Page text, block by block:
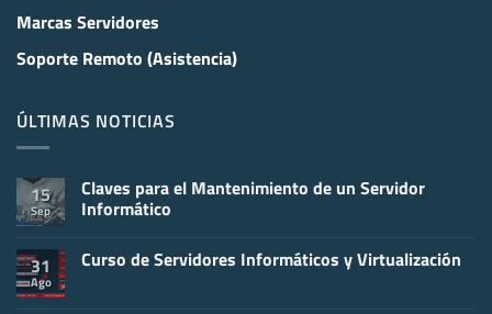
Marcas Servidores
Soporte Remoto (Asistencia)
ÚLTIMAS NOTICIAS
15
Sep
Claves para el Mantenimiento de un Servidor
Informático
comentarios
31
Ago
Curso de Servidores Informáticos y Virtualización